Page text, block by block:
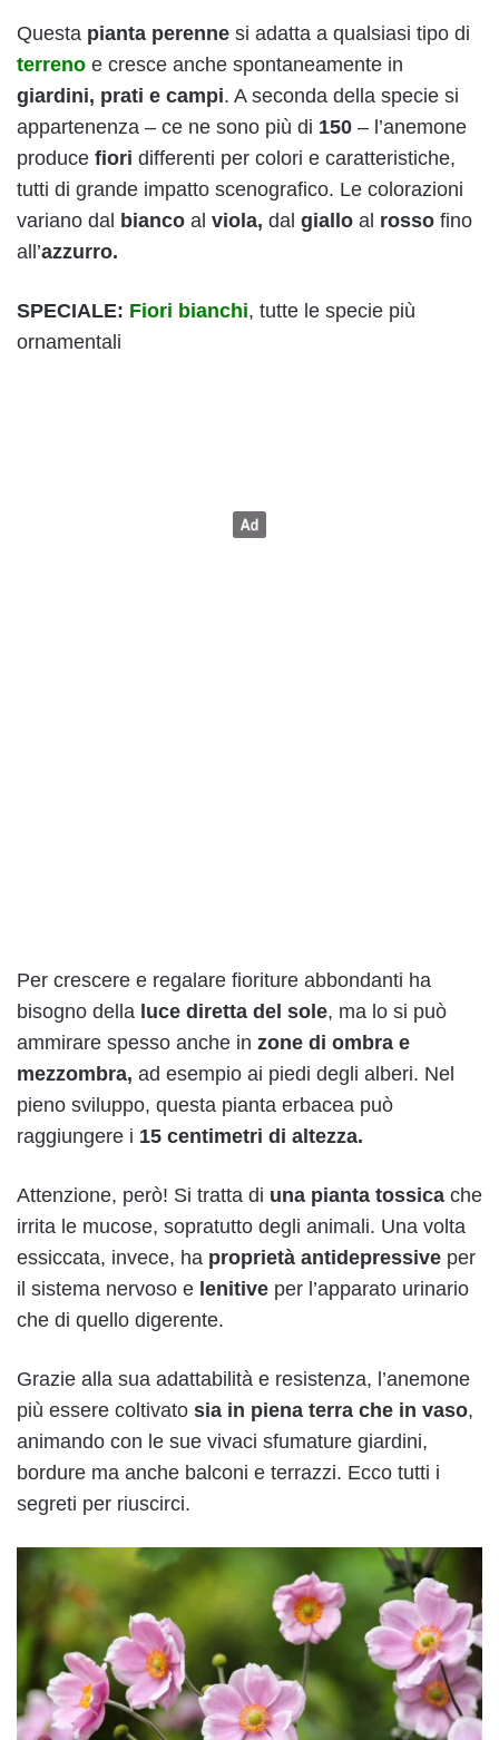
Questa pianta perenne si adatta a qualsiasi tipo di
terreno e cresce anche spontaneamente in
giardini, prati e campi. A seconda della specie si
appartenenza – ce ne sono più di 150 – l’anemone
produce fiori differenti per colori e caratteristiche,
tutti di grande impatto scenografico. Le colorazioni
variano dal bianco al viola, dal giallo al rosso fino
all’azzurro.
SPECIALE: Fiori bianchi, tutte le specie più
ornamentali
Per crescere e regalare fioriture abbondanti ha
bisogno della luce diretta del sole, ma lo si può
ammirare spesso anche in zone di ombra e
mezzombra, ad esempio ai piedi degli alberi. Nel
pieno sviluppo, questa pianta erbacea può
raggiungere i 15 centimetri di altezza.
Attenzione, però! Si tratta di una pianta tossica che
irrita le mucose, sopratutto degli animali. Una volta
essiccata, invece, ha proprietà antidepressive per
il sistema nervoso e lenitive per l’apparato urinario
che di quello digerente.
Grazie alla sua adattabilità e resistenza, l’anemone
più essere coltivato sia in piena terra che in vaso,
animando con le sue vivaci sfumature giardini,
bordure ma anche balconi e terrazzi. Ecco tutti i
segreti per riuscirci.